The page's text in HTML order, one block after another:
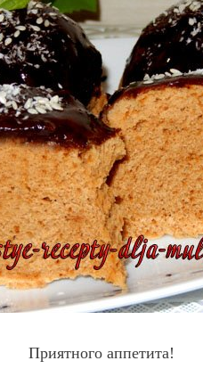
Приятного аппетита!